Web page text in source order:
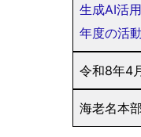
生成AI活
年度の活
令和8年4
海老名本部